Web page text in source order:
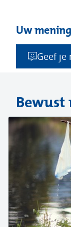
Uw mening
Geef je
Bewust